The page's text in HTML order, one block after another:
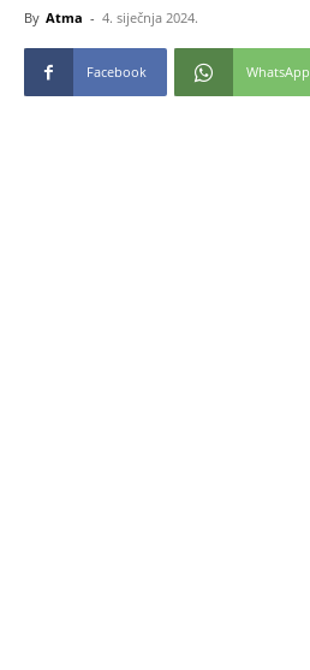
By Atma - 4. siječnja 2024.
Facebook WhatsApp